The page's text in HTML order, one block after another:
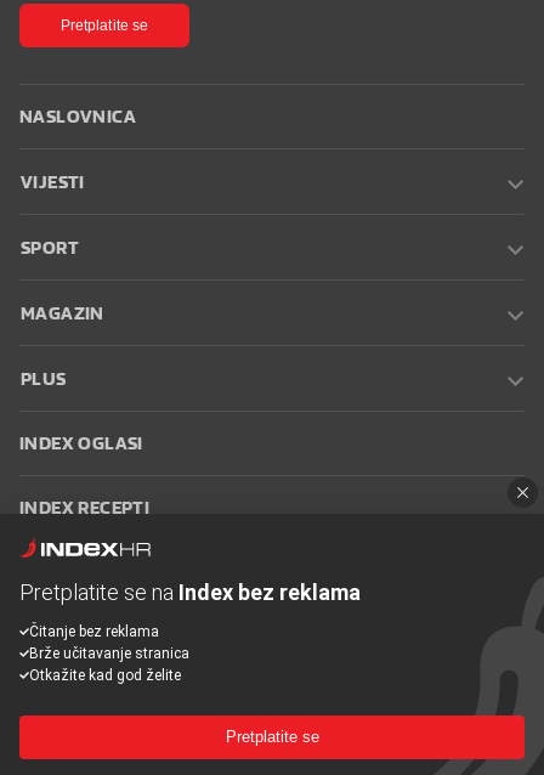
Pretplatite se
NASLOVNICA
VIJESTI
SPORT
MAGAZIN
PLUS
INDEX OGLASI
INDEX RECEPTI
Oglašavanje Zaposli se na Indexu
korištenja
Postavke kolačića
© 2026 Index
Pretplatite se na Index bez reklama
Čitanje bez reklama
Brže učitavanje stranica
Otkažite kad god želite
Pretplatite se